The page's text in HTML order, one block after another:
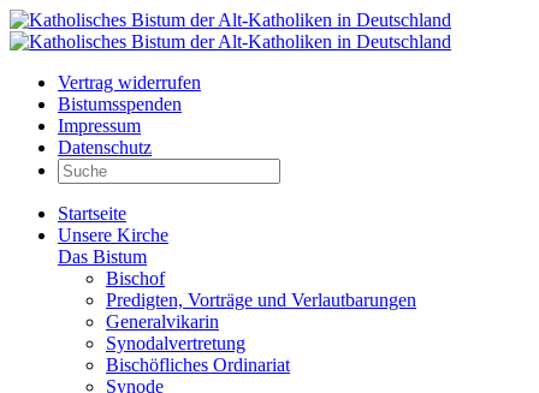
Vertrag widerrufen
Bistumsspenden
Impressum
Datenschutz
Startseite
Unsere Kirche
Das Bistum
Bischof
Predigten, Vorträge und Verlautbarungen
Generalvikarin
Synodalvertretung
Bischöfliches Ordinariat
Synode